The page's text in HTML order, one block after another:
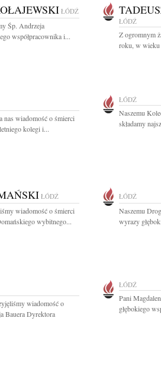
ŁÓDŹ
Śp. Andrzeja
współpracownika i...
ŁÓDŹ
Z ogromnym
roku, w wieku
nas wiadomość o śmierci
kolegi i...
ŁÓDŹ
Naszemu
składamy
ŁÓDŹ
wiadomość o śmierci
wybitnego...
ŁÓDŹ
Naszemu
wyrazy
wiadomość o
Bauera Dyrektora
ŁÓDŹ
Pani
głębokiego